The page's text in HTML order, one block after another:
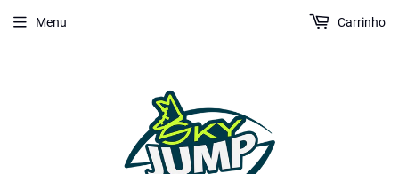
Menu Carrinho